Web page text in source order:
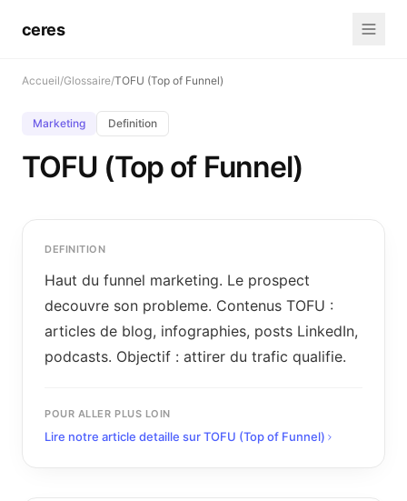
ceres
Accueil/Glossaire/TOFU (Top of Funnel)
Marketing Definition
TOFU (Top of Funnel)
DEFINITION
Haut du funnel marketing. Le prospect
decouvre son probleme. Contenus TOFU :
articles de blog, infographies, posts LinkedIn,
podcasts. Objectif : attirer du trafic qualifie.
POUR ALLER PLUS LOIN
Lire notre article detaille surTOFU (Top of Funnel)